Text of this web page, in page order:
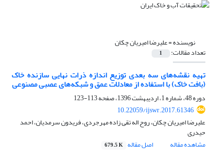
نویسنده =علیرضا امیریان چکان
تعداد مقالات: 1
تهیه نقشه‌های سه بعدی توزیع اندازه ذرات نهایی سازنده خاک
(بافت خاک) با استفاده از معادلات عمق و شبکه‌های عصبی مصنوعی
دوره 48، شماره 1، اردیبهشت 1396، صفحه
113-123
10.22059/ijswr.2017.61346
علیرضا امیریان چکان، روح اله تقی زاده مهرجردی، فریدون سرمدیان، احمد
حیدری
مشاهده مقاله
اصل مقاله 679.5 K